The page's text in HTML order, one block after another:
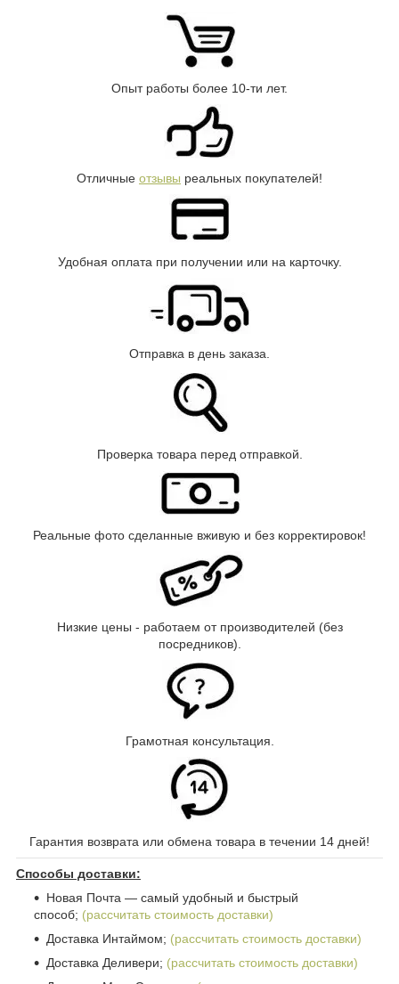
Опыт работы более 10-ти лет.
Отличные отзывы реальных покупателей!
Удобная оплата при получении или на карточку.
Отправка в день заказа.
Проверка товара перед отправкой.
Реальные фото сделанные вживую и без корректировок!
Низкие цены - работаем от производителей (без
посредников).
Грамотная консультация.
Гарантия возврата или обмена товара в течении 14 дней!
Способы доставки:
Новая Почта ― самый удобный и быстрый
способ; (рассчитать стоимость доставки)
Доставка Интаймом; (рассчитать стоимость доставки)
Доставка Деливери; (рассчитать стоимость доставки)